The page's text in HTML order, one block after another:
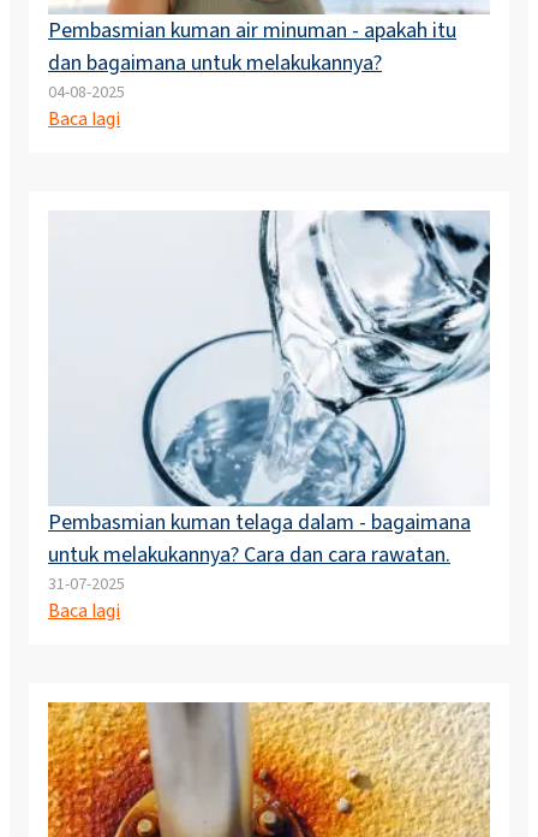
Pembasmian kuman air minuman - apakah itu
dan bagaimana untuk melakukannya?
04-08-2025
Baca lagi
Pembasmian kuman telaga dalam - bagaimana
untuk melakukannya? Cara dan cara rawatan.
31-07-2025
Baca lagi